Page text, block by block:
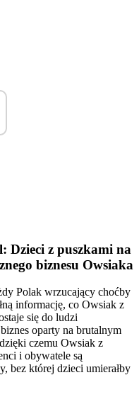
Dzieci z puszkami na
biznesu Owsiaka
Polak wrzucający choćby
informację, co Owsiak z
się do ludzi
oparty na brutalnym
czemu Owsiak z
i obywatele są
bez której dzieci umierałby